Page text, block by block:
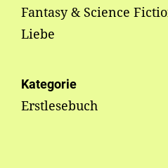
Fantasy & Science
Liebe
Kategorie
Erstlesebuch